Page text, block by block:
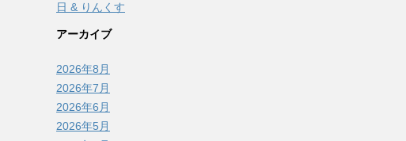
日 & りんくす
アーカイブ
2026年8月
2026年7月
2026年6月
2026年5月